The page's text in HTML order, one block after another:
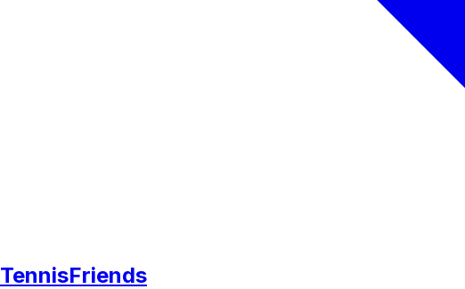
TennisFriends